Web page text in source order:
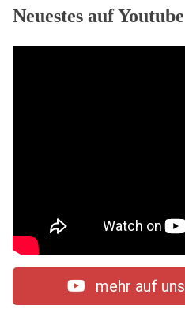
Neuestes auf Youtube
mehr auf